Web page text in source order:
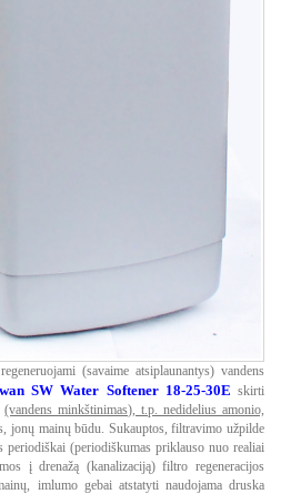
(savaime atsiplaunantys) vandens
SW Water Softener 18-25-30E skirti
(vandens minkštinimas), t.p. nedidelius amonio,
jonų mainų būdu. Sukauptos, filtravimo užpilde
periodiškai (periodiškumas priklauso nuo realiai
į drenažą (kanalizaciją) filtro regeneracijos
imlumo gebai atstatyti naudojama druska